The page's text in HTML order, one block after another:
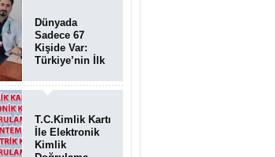
Dünyada
Sadece 67
Kişide Var:
Türkiye’nin İlk
Sendromu
Vakası
Teşhis Edildi
T.C.Kimlik Kartı
İle Elektronik
Kimlik